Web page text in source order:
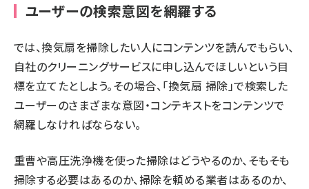
ユーザーの検索意図を網羅する
では、換気扇を掃除したい人にコンテンツを読んでもらい、
自社のクリーニングサービスに申し込んでほしいという目
標を立てたとしよう。その場合、「換気扇 掃除」で検索した
ユーザーのさまざまな意図・コンテキストをコンテンツで
網羅しなければならない。
重曹や高圧洗浄機を使った掃除はどうやるのか、そもそも
掃除する必要はあるのか、掃除を頼める業者はあるのか、